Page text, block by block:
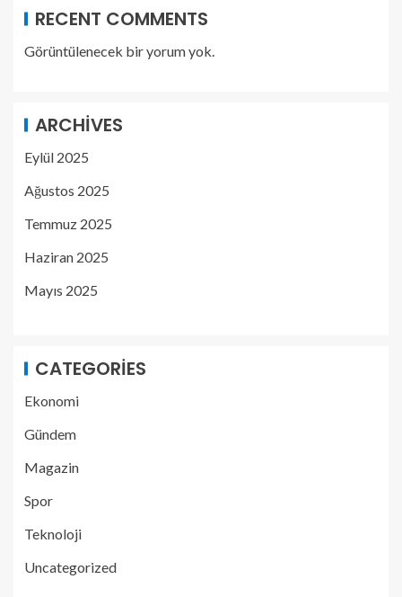
RECENT COMMENTS
Görüntülenecek bir yorum yok.
ARCHIVES
Eylül 2025
Ağustos 2025
Temmuz 2025
Haziran 2025
Mayıs 2025
CATEGORIES
Ekonomi
Gündem
Magazin
Spor
Teknoloji
Uncategorized